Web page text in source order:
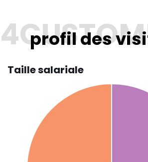
profil des
Taille salariale